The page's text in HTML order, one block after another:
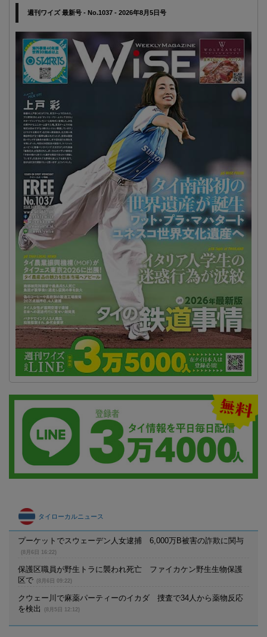
週刊ワイズ 最新号 - No.1037 - 2026年8月5日号
タイローカルニュース
プーケットでスウェーデン人女逮捕 6,000万B被害の詐欺に関与
(8月6日 16:22)
保護区職員が野生トラに襲われ死亡 ファイカケン野生生物保護
区で
(8月6日 09:22)
クウェー川で麻薬パーティーのイカダ 捜査で34人から薬物反応
を検出
(8月5日 12:12)